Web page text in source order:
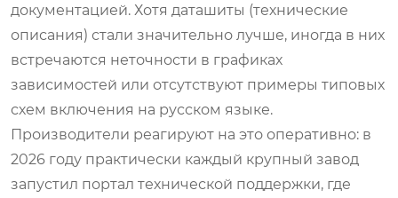
документацией. Хотя даташиты (технические
описания) стали значительно лучше, иногда в них
встречаются неточности в графиках
зависимостей или отсутствуют примеры типовых
схем включения на русском языке.
Производители реагируют на это оперативно: в
2026 году практически каждый крупный завод
запустил портал технической поддержки, где